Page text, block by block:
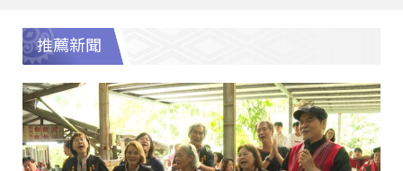
推薦新聞